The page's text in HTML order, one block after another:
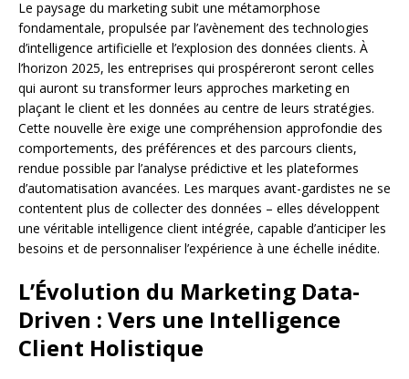
Le paysage du marketing subit une métamorphose
fondamentale, propulsée par l’avènement des technologies
d’intelligence artificielle et l’explosion des données clients. À
l’horizon 2025, les entreprises qui prospéreront seront celles
qui auront su transformer leurs approches marketing en
plaçant le client et les données au centre de leurs stratégies.
Cette nouvelle ère exige une compréhension approfondie des
comportements, des préférences et des parcours clients,
rendue possible par l’analyse prédictive et les plateformes
d’automatisation avancées. Les marques avant-gardistes ne se
contentent plus de collecter des données – elles développent
une véritable intelligence client intégrée, capable d’anticiper les
besoins et de personnaliser l’expérience à une échelle inédite.
L’Évolution du Marketing Data-
Driven : Vers une Intelligence
Client Holistique